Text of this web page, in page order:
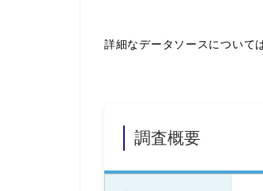
詳細なデータソースについて
調査概要